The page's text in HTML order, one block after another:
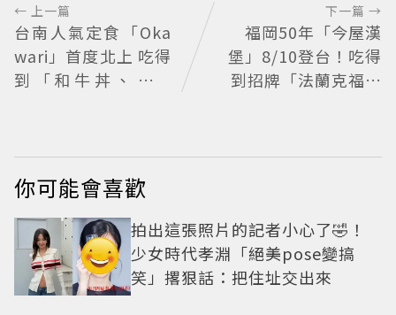
← 上一篇
台南人氣定食「Oka
wari」首度北上 吃得
到「和牛丼、牛排
下一篇 →
福岡50年「今屋漢
堡」8/10登台！吃得
到招牌「法蘭克福起
你可能會喜歡
拍出這張照片的記者小心了🤣！
少女時代孝淵「絕美pose變搞
笑」撂狠話：把住址交出來